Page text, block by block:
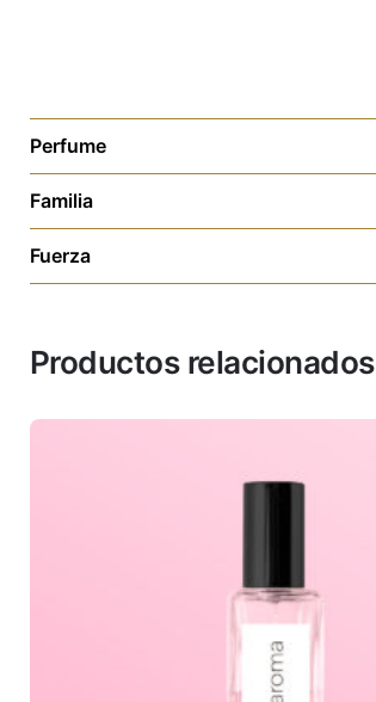
Perfume
Familia
Fuerza
Productos relacionados